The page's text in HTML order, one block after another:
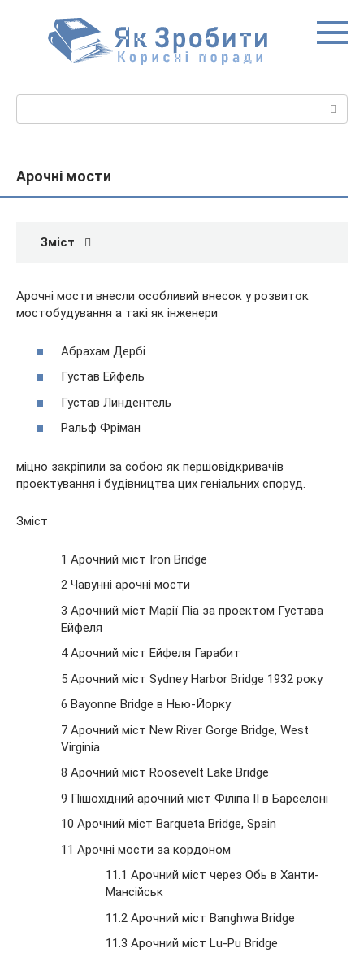
Арочні мости
Зміст
Арочні мости внесли особливий внесок у розвиток
мостобудування а такі як інженери
Абрахам Дербі
Густав Ейфель
Густав Линдентель
Ральф Фріман
міцно закріпили за собою як першовідкривачів
проектування і будівництва цих геніальних споруд.
Зміст
1 Арочний міст Iron Bridge
2 Чавунні арочні мости
3 Арочний міст Марії Піа за проектом Густава
Ейфеля
4 Арочний міст Ейфеля Гарабит
5 Арочний міст Sydney Harbor Bridge 1932 року
6 Bayonne Bridge в Нью-Йорку
7 Арочний міст New River Gorge Bridge, West
Virginia
8 Арочний міст Roosevelt Lake Bridge
9 Пішохідний арочний міст Філіпа II в Барселоні
10 Арочний міст Barqueta Bridge, Spain
11 Арочні мости за кордоном
11.1 Арочний міст через Обь в Ханти-
Мансійськ
11.2 Арочний міст Banghwa Bridge
11.3 Арочний міст Lu-Pu Bridge